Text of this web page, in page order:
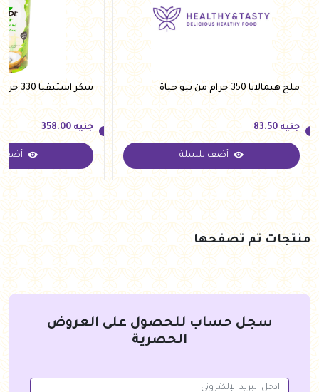
ملح هيمالايا 350 جرام من بيو حياة
جنيه
جنيه 83.50
أضف للسلة
سكر استيفيا 330 جرام من فيردي
جنيه
جنيه 358.00
أضف
منتجات تم تصفحها
سجل حساب للحصول على العروض
الحصرية